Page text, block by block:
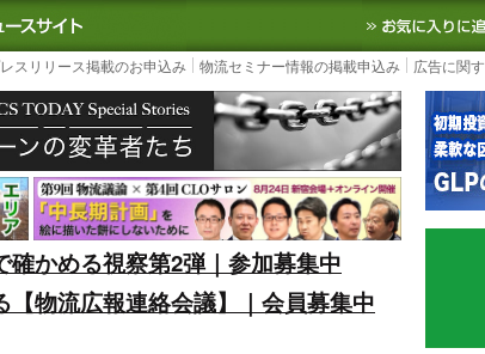
｜国内最大の物流ニュースサイト3PL, SCMなど国内外の最新の
スリリース掲載のお申込み 物流セミナー情報の掲載申込み 広告に関
かめる視察第2弾｜参加募集中
物流広報連絡会議】｜会員募集中